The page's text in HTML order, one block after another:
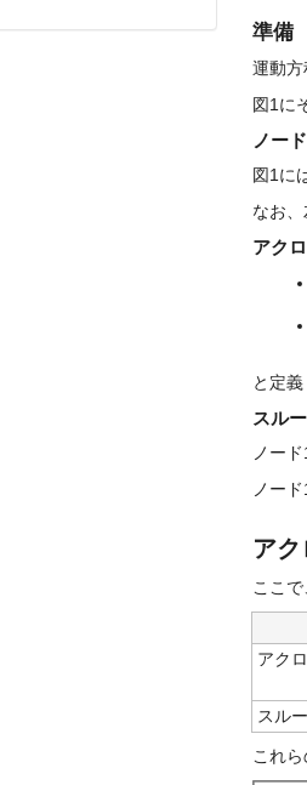
準備
運動
図1に
ノー
図1に
なお
アク
と定
スル
ノー
ノー
ア
ここ
アク
スル
これ